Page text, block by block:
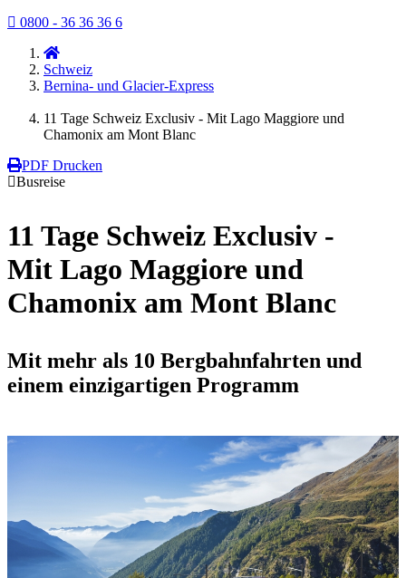
0800 - 36 36 36 6
Schweiz
Bernina- und Glacier-Express
11 Tage Schweiz Exclusiv - Mit Lago Maggiore und
Chamonix am Mont Blanc
PDF Drucken
Busreise
11 Tage Schweiz Exclusiv -
Mit Lago Maggiore und
Chamonix am Mont Blanc
Mit mehr als 10 Bergbahnfahrten und
einem einzigartigen Programm